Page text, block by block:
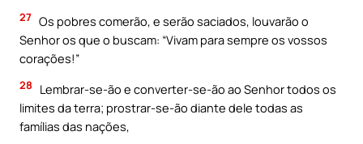
27 Os pobres comerão, e serão saciados, louvarão o
Senhor os que o buscam: “Vivam para sempre os vossos
corações!”
28
Lembrar-se-ão e converter-se-ão ao Senhor todos os
limites da terra; prostrar-se-ão diante dele todas as
famílias das nações,